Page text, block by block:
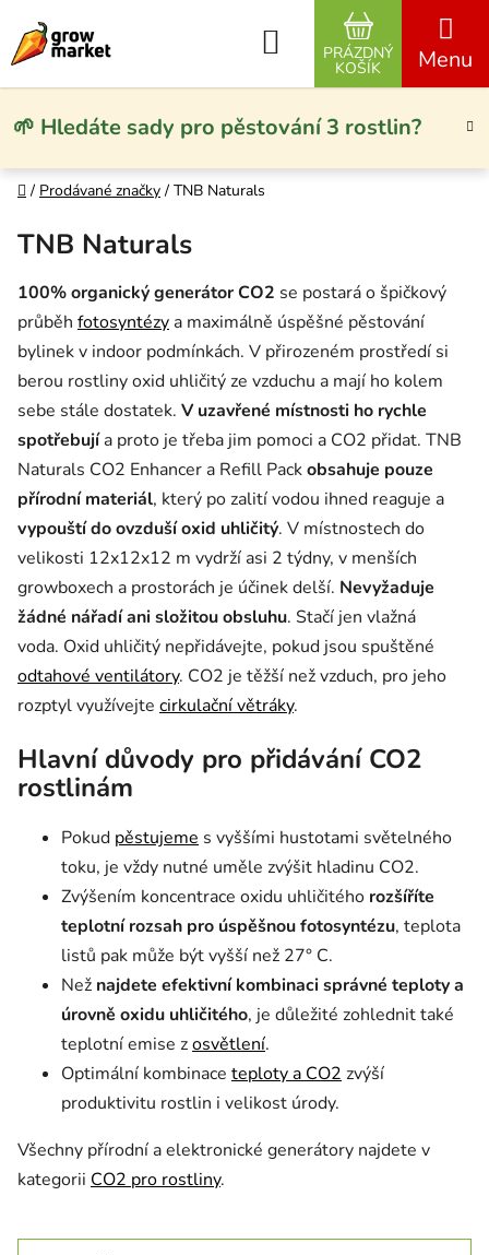
🌱 Hledáte sady pro pěstování 3 rostlin?
Hledat
NÁKUPNÍ
PRÁZDNÝ
KOŠÍK
Domů
/ Prodávané značky / TNB Naturals
TNB Naturals
100% organický generátor CO2 se postará o špičkový
průběh fotosyntézy a maximálně úspěšné pěstování
bylinek v indoor podmínkách. V přirozeném prostředí si
berou rostliny oxid uhličitý ze vzduchu a mají ho kolem
sebe stále dostatek. V uzavřené místnosti ho rychle
spotřebujía proto je třeba jim pomoci a CO2 přidat. TNB
Naturals CO2 Enhancer a Refill Packobsahuje pouze
přírodní materiál, který po zalití vodou ihned reaguje a
vypouští do ovzduší oxid uhličitý. V místnostech do
velikosti 12x12x12 m vydrží asi 2 týdny, v menších
growboxech a prostorách je účinek delší. Nevyžaduje
žádné nářadí ani složitou obsluhu. Stačí jen vlažná
voda. Oxid uhličitý nepřidávejte, pokud jsou spuštěné
odtahové ventilátory. CO2 je těžší než vzduch, pro jeho
rozptyl využívejte cirkulační větráky.
Hlavní důvody pro přidávání CO2
rostlinám
Pokud pěstujeme s vyššími hustotami světelného
toku, je vždy nutné uměle zvýšit hladinu CO2.
Zvýšením koncentrace oxidu uhličitého rozšíříte
teplotní rozsah pro úspěšnou fotosyntézu, teplota
listů pak může být vyšší než 27° C.
Než najdete efektivní kombinaci správné teploty a
úrovně oxidu uhličitého, je důležité zohlednit také
teplotní emise zosvětlení.
Optimální kombinace teploty a CO2 zvýší
produktivitu rostlin i velikost úrody.
Všechny přírodní a elektronické generátory najdete v
kategorii CO2 pro rostliny.